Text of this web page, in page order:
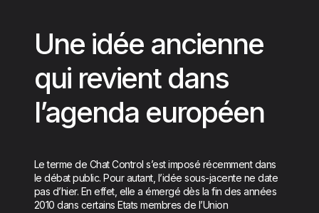
Une idée ancienne
qui revient dans
l’agenda européen
Le terme de Chat Control s’est imposé récemment dans
le débat public. Pour autant, l’idée sous-jacente ne date
pas d’hier. En effet, elle a émergé dès la fin des années
2010 dans certains Etats membres de l’Union